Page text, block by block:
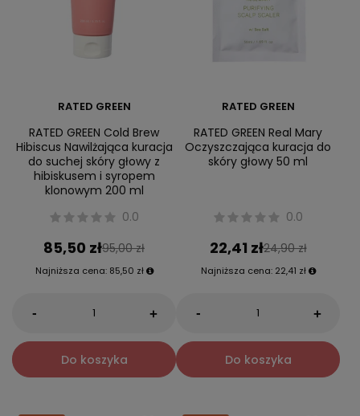
RATED GREEN
RATED GREEN Cold Brew
Hibiscus Nawilżająca kuracja
do suchej skóry głowy z
hibiskusem i syropem
klonowym 200 ml
0.0
85,50 zł95,00 zł
Najniższa cena: 85,50 zł
- +
Do koszyka
RATED GREEN
RATED GREEN Real Mary
Oczyszczająca kuracja do
skóry głowy 50 ml
0.0
22,41 zł24,90 zł
Najniższa cena: 22,41 zł
- +
Do koszyka